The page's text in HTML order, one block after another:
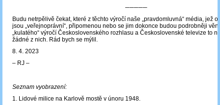
─────
Budu netrpělivě čekat, které z těchto výročí naše „pravdomluvná“ média, jež
jsou „veřejnoprávní“, připomenou nebo se jim dokonce budou podrobněji
„kulatého“ výročí Československého rozhlasu a Československé televize to
žádné z nich. Rád bych se mýlil.
8. 4. 2023
‒ RJ ‒
Seznam vyobrazení:
1. Lidové milice na Karlově mostě v únoru 1948.